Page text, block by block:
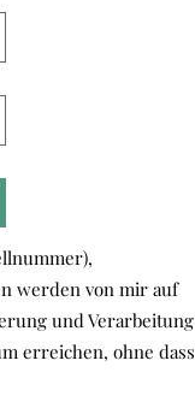
werden von mir auf
und Verarbeitung
erreichen, ohne dass